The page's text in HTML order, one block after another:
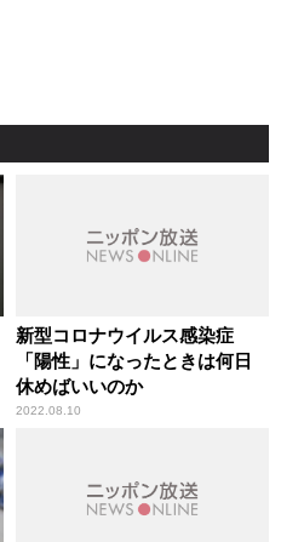
新型コロナウイルス感染症
「陽性」になったときは何日
休めばいいのか
2022.08.10